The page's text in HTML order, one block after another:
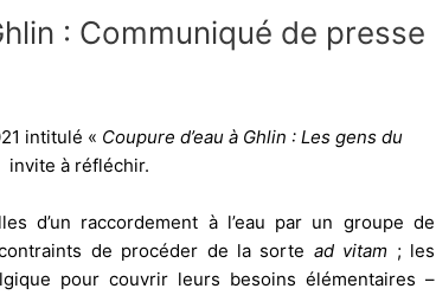
: Communiqué de presse
intitulé « Coupure d’eau à Ghlin : Les gens du
invite à réfléchir.
d’un raccordement à l’eau par un groupe de
de procéder de la sorte ad vitam ; les
pour couvrir leurs besoins élémentaires –